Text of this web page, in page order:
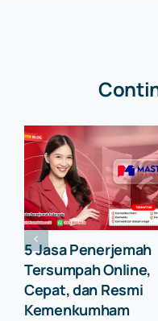
5 Jasa Penerjemah
Tersumpah Online,
Cepat, dan Resmi
Kemenkumham